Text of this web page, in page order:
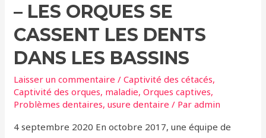
– LES ORQUES SE
CASSENT LES DENTS
DANS LES BASSINS
Laisser un commentaire /Captivité des cétacés,
Captivité des orques, maladie,Orques captives,
Problèmes dentaires,usure dentaire / Paradmin
4 septembre 2020 En octobre 2017, une équipe de